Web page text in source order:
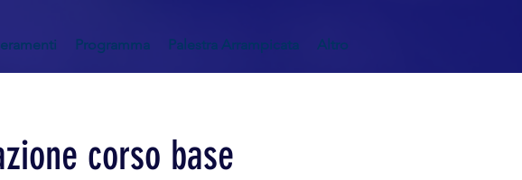
Programma Palestra Arrampicata Altro
corso base